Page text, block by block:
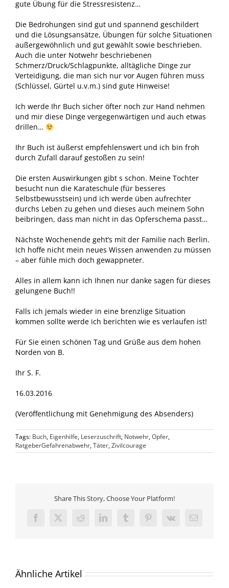
gute Übung für die Stressresistenz…
Die Bedrohungen sind gut und spannend geschildert
und die Lösungsansätze, Übungen für solche Situationen
außergewöhnlich und gut gewählt sowie beschrieben.
Auch die unter Notwehr beschriebenen
Schmerz/Druck/Schlagpunkte, alltägliche Dinge zur
Verteidigung, die man sich nur vor Augen führen muss
(Schlüssel, Gürtel u.v.m.) sind gute Hinweise!
Ich werde Ihr Buch sicher öfter noch zur Hand nehmen
und mir diese Dinge vergegenwärtigen und auch etwas
drillen…
Ihr Buch ist äußerst empfehlenswert und ich bin froh
durch Zufall darauf gestoßen zu sein!
Die ersten Auswirkungen gibt s schon. Meine Tochter
besucht nun die Karateschule (für besseres
Selbstbewusstsein) und ich werde üben aufrechter
durchs Leben zu gehen und dieses auch meinem Sohn
beibringen, dass man nicht in das Opferschema passt…
Nächste Wochenende geht’s mit der Familie nach Berlin.
Ich hoffe nicht mein neues Wissen anwenden zu müssen
– aber fühle mich doch gewappneter.
Alles in allem kann ich Ihnen nur danke sagen für dieses
gelungene Buch!!
Falls ich jemals wieder in eine brenzlige Situation
kommen sollte werde ich berichten wie es verlaufen ist!
Für Sie einen schönen Tag und Grüße aus dem hohen
Norden von B.
Ihr S. F.
16.03.2016
(Veröffentlichung mit Genehmigung des Absenders)
Tags: Buch, Eigenhilfe, Leserzuschrift, Notwehr,Opfer,
RatgeberGefahrenabwehr,Täter,Zivilcourage
Share This Story, Choose Your Platform!
Facebook
X RedditLinkedInTumblrPinterest
Vk
E-
Ähnliche Artikel